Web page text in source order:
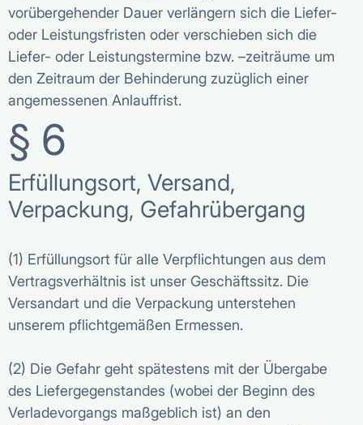
vorübergehender Dauer verlängern sich die Liefer-
oder Leistungsfristen oder verschieben sich die
Liefer- oder Leistungstermine bzw. –zeiträume um
den Zeitraum der Behinderung zuzüglich einer
angemessenen Anlauffrist.
§ 6
Erfüllungsort, Versand,
Verpackung, Gefahrübergang
(1) Erfüllungsort für alle Verpflichtungen aus dem
Vertragsverhältnis ist unser Geschäftssitz. Die
Versandart und die Verpackung unterstehen
unserem pflichtgemäßen Ermessen.
(2) Die Gefahr geht spätestens mit der Übergabe
des Liefergegenstandes (wobei der Beginn des
Verladevorgangs maßgeblich ist) an den